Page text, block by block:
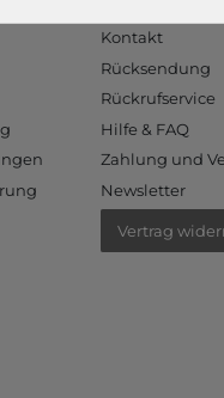
Kontakt
Rücksendung
Rückrufservice
Hilfe & FAQ
Zahlung und
Newsletter
Vertrag